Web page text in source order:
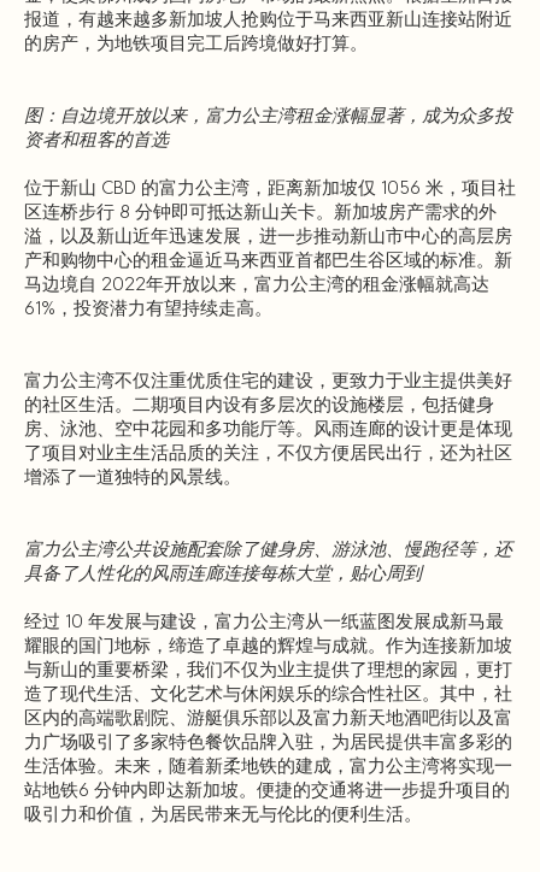
报道，有越来越多新加坡人抢购位于马来西亚新山连接站附近
的房产，为地铁项目完工后跨境做好打算。
图：自边境开放以来，富力公主湾租金涨幅显著，成为众多投
资者和租客的首选
位于新山 CBD 的富力公主湾，距离新加坡仅 1056 米，项目社
区连桥步行 8 分钟即可抵达新山关卡。新加坡房产需求的外
溢，以及新山近年迅速发展，进一步推动新山市中心的高层房
产和购物中心的租金逼近马来西亚首都巴生谷区域的标准。新
马边境自 2022年开放以来，富力公主湾的租金涨幅就高达
61%，投资潜力有望持续走高。
富力公主湾不仅注重优质住宅的建设，更致力于业主提供美好
的社区生活。二期项目内设有多层次的设施楼层，包括健身
房、泳池、空中花园和多功能厅等。风雨连廊的设计更是体现
了项目对业主生活品质的关注，不仅方便居民出行，还为社区
增添了一道独特的风景线。
富力公主湾公共设施配套除了健身房、游泳池、慢跑径等，还
具备了人性化的风雨连廊连接每栋大堂，贴心周到
经过 10 年发展与建设，富力公主湾从一纸蓝图发展成新马最
耀眼的国门地标，缔造了卓越的辉煌与成就。作为连接新加坡
与新山的重要桥梁，我们不仅为业主提供了理想的家园，更打
造了现代生活、文化艺术与休闲娱乐的综合性社区。其中，社
区内的高端歌剧院、游艇俱乐部以及富力新天地酒吧街以及富
力广场吸引了多家特色餐饮品牌入驻，为居民提供丰富多彩的
生活体验。未来，随着新柔地铁的建成，富力公主湾将实现一
站地铁6 分钟内即达新加坡。便捷的交通将进一步提升项目的
吸引力和价值，为居民带来无与伦比的便利生活。